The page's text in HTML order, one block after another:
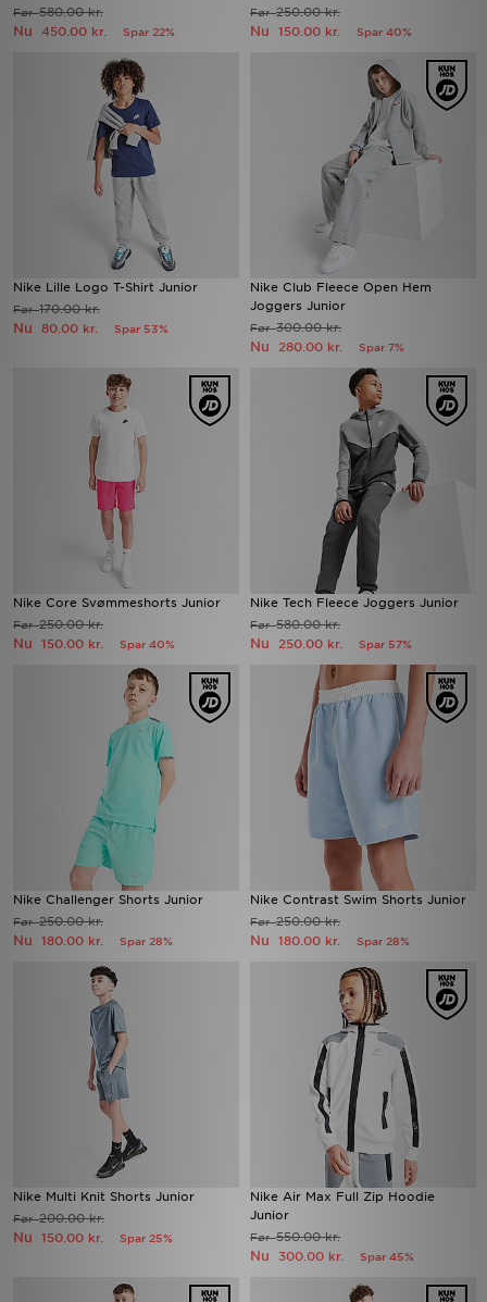
Før580.00 kr.
Nu 450.00 kr. Spar 22%
Før250.00 kr.
Nu 150.00 kr. Spar 40%
Nike Lille Logo T-Shirt Junior
Før170.00 kr.
Nu 80.00 kr. Spar 53%
Nike Club Fleece Open Hem
Joggers Junior
Før300.00 kr.
Nu 280.00 kr. Spar 7%
Nike Core Svømmeshorts Junior
Før250.00 kr.
Nu 150.00 kr. Spar 40%
Nike Tech Fleece Joggers Junior
Før580.00 kr.
Nu 250.00 kr. Spar 57%
Nike Challenger Shorts Junior
Før250.00 kr.
Nu 180.00 kr. Spar 28%
Nike Contrast Swim Shorts Junior
Før250.00 kr.
Nu 180.00 kr. Spar 28%
Nike Multi Knit Shorts Junior
Før200.00 kr.
Nu 150.00 kr. Spar 25%
Nike Air Max Full Zip Hoodie
Junior
Før550.00 kr.
Nu 300.00 kr. Spar 45%